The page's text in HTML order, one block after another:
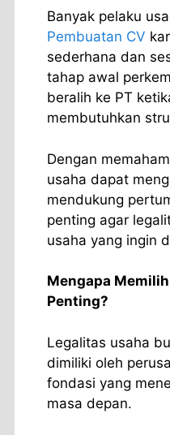
Banyak pelaku
Pembuatan CV
sederhana dan
tahap awal
beralih ke PT
membutuhkan
Dengan
usaha dapat
mendukung
penting agar
usaha yang ingin
Mengapa
Penting?
Legalitas usaha
dimiliki oleh
fondasi yang
masa depan.